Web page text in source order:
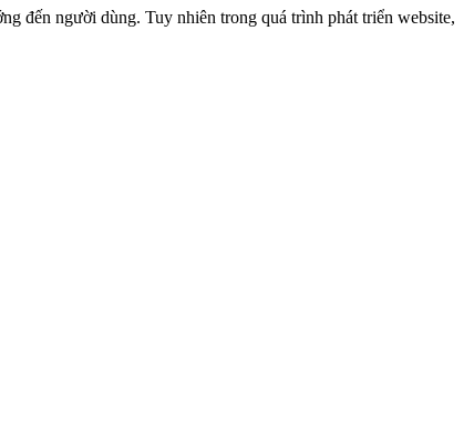
đến người dùng. Tuy nhiên trong quá trình phát triển website,